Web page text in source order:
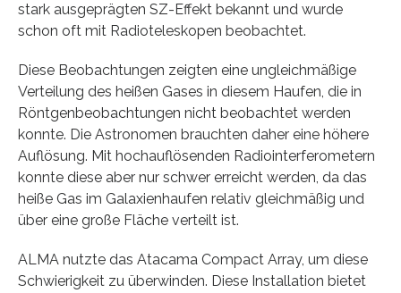
stark ausgeprägten SZ-Effekt bekannt und wurde
schon oft mit Radioteleskopen beobachtet.
Diese Beobachtungen zeigten eine ungleichmäßige
Verteilung des heißen Gases in diesem Haufen, die in
Röntgenbeobachtungen nicht beobachtet werden
konnte. Die Astronomen brauchten daher eine höhere
Auflösung. Mit hochauflösenden Radiointerferometern
konnte diese aber nur schwer erreicht werden, da das
heiße Gas im Galaxienhaufen relativ gleichmäßig und
über eine große Fläche verteilt ist.
ALMA nutzte das Atacama Compact Array, um diese
Schwierigkeit zu überwinden. Diese Installation bietet